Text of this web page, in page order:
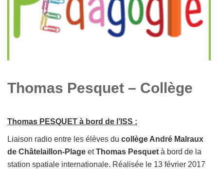
Thomas Pesquet – Collège
Thomas PESQUET à bord de l’ISS :
Liaison radio entre les élèves du collège André Malraux
de Châtelaillon-Plage etThomas Pesquet à bord de la
station spatiale internationale. Réalisée le 13 février 2017